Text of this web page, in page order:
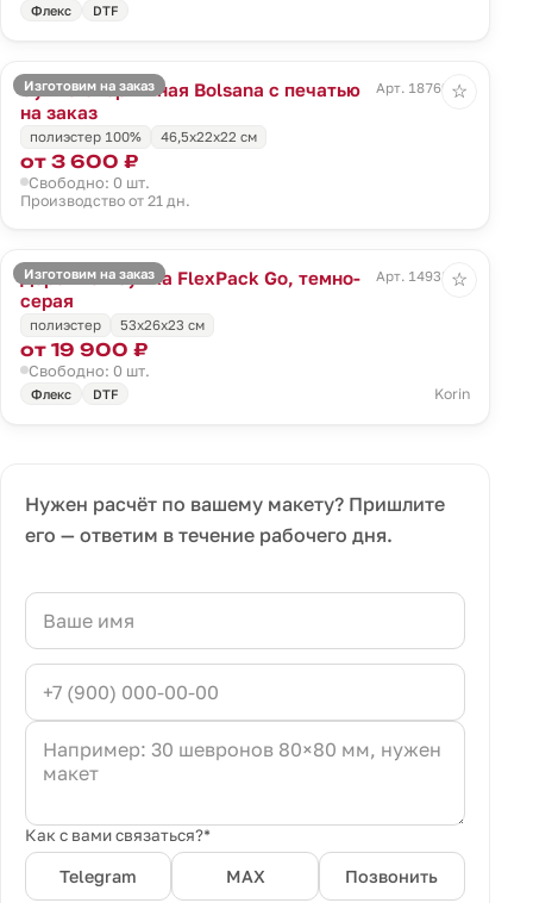
Флекс DTF
Изготовим на заказ
Сумка спортивная Bolsana с печатью
на заказ
Арт. 18769.00
полиэстер 100% 46,5х22х22 см
от 3 600 ₽
Свободно: 0 шт.
Производство от 21 дн.
☆
Изготовим на заказ
Дорожная сумка FlexPack Go, темно-
серая
Арт. 14938.31
полиэстер 53x26x23 см
от 19 900 ₽
Свободно: 0 шт.
Флекс DTF Korin
☆
Нужен расчёт по вашему макету? Пришлите
его — ответим в течение рабочего дня.
Как с вами связаться?*
Telegram MAX Позвонить